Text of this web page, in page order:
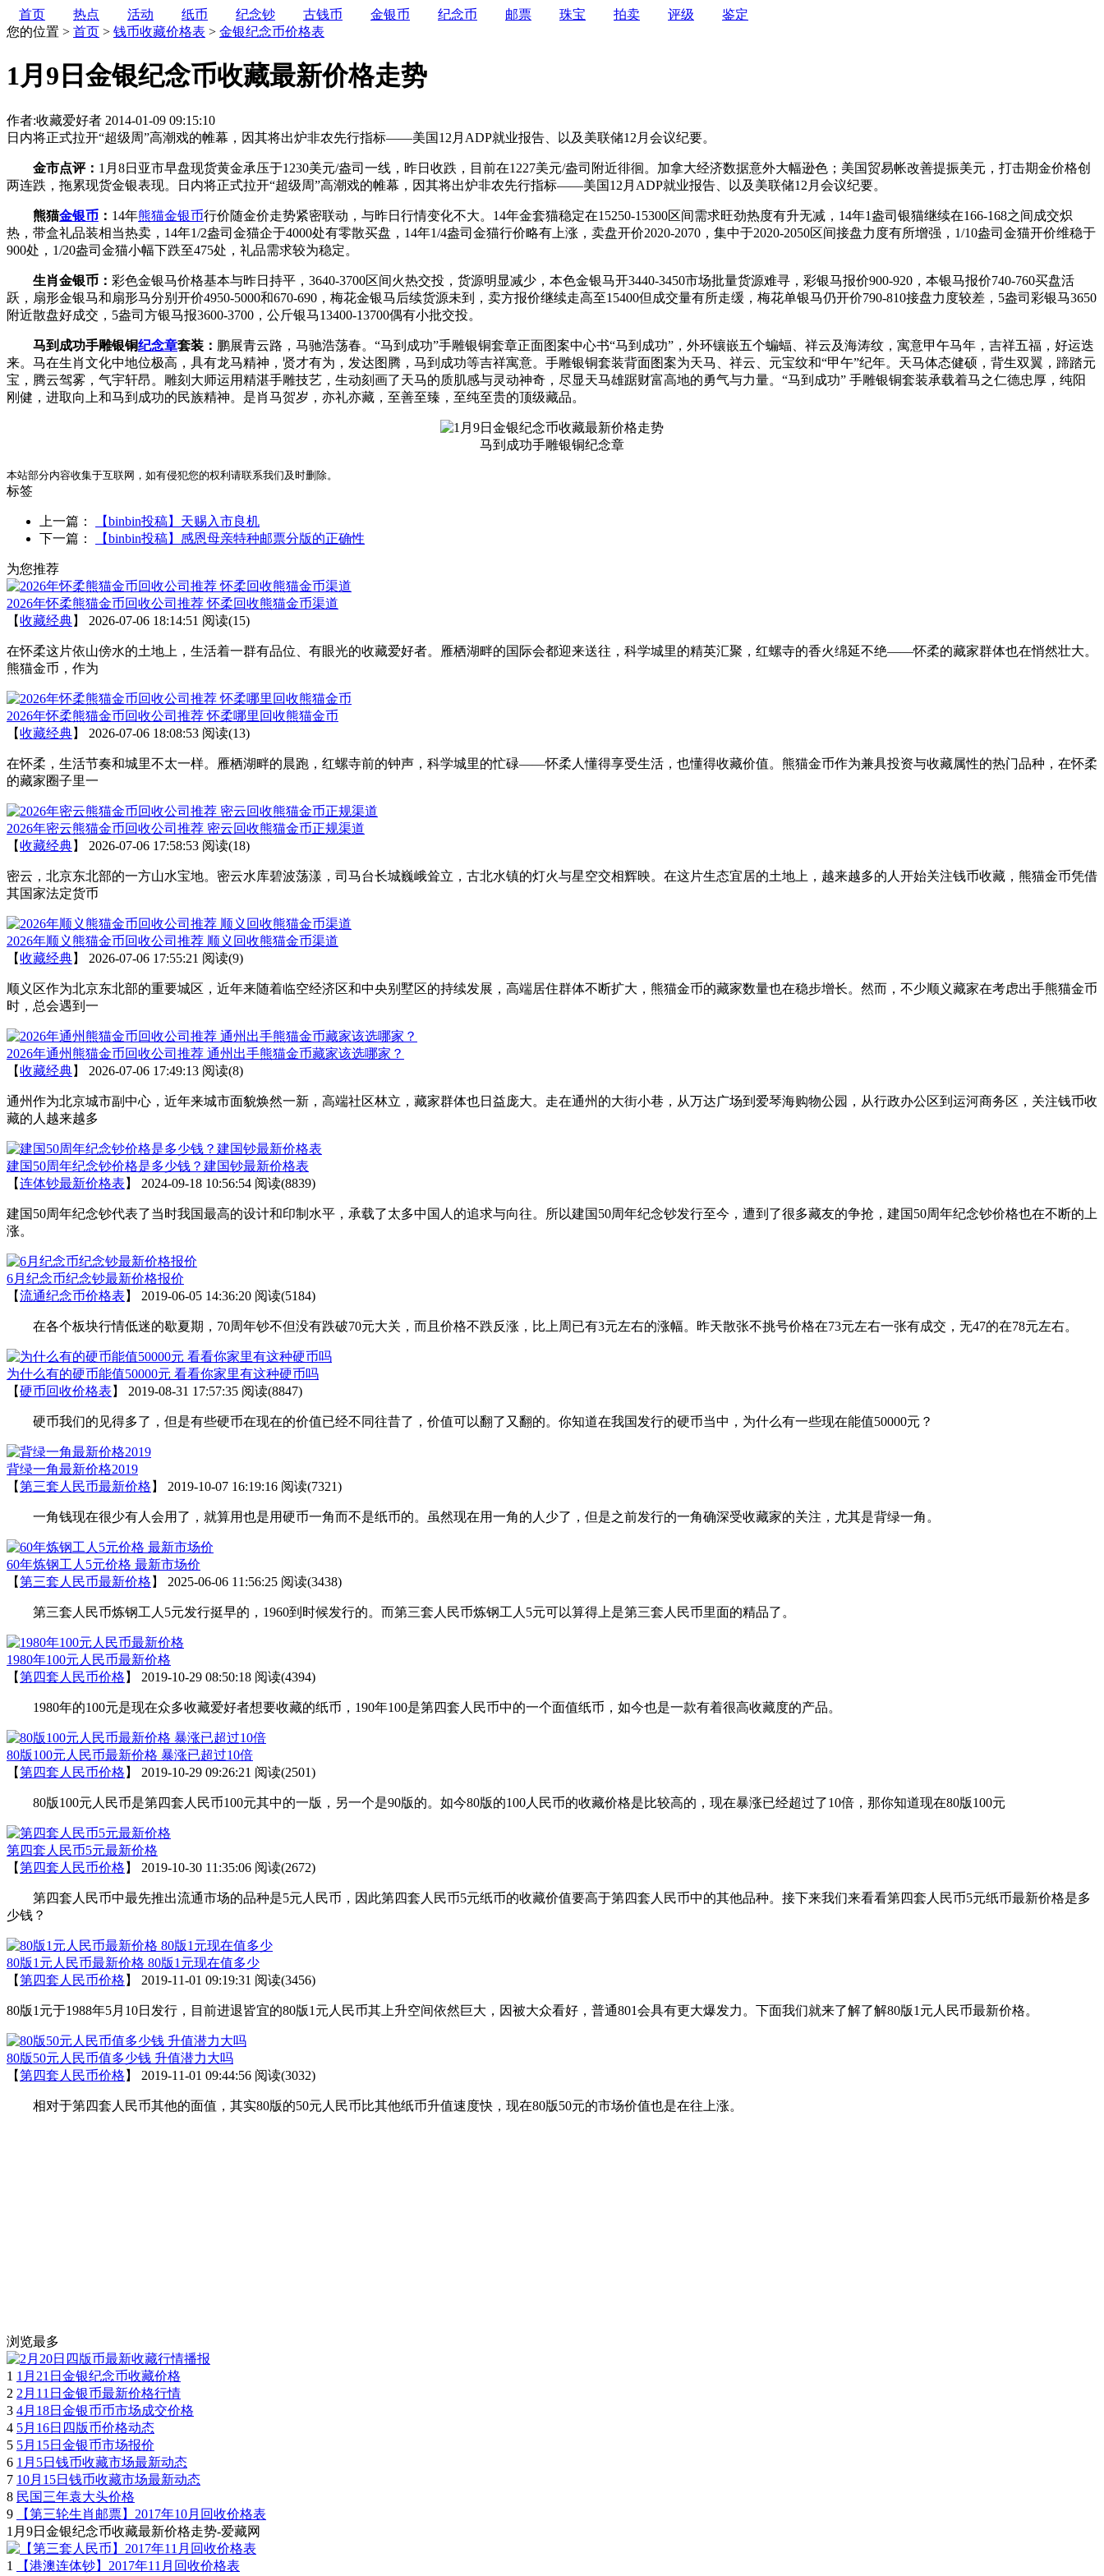
首页 热点 活动 纸币 纪念钞 古钱币 金银币 纪念币 邮票 珠宝 拍卖 评级
鉴定
您的位置 > 首页 > 钱币收藏价格表 > 金银纪念币价格表
1月9日金银纪念币收藏最新价格走势
作者:收藏爱好者 2014-01-09 09:15:10
日内将正式拉开“超级周”高潮戏的帷幕，因其将出炉非农先行指标——美国12月ADP就业报告、以及美联储12月会议纪要。
金市点评： 1月8日亚市早盘现货黄金承压于1230美元/盎司一线，昨日收跌，目前在1227美元/盎司附近徘徊。加拿大经济数据意外大幅逊色；美国贸易帐改善提振美元，打击期金价格创
两连跌，拖累现货金银表现。日内将正式拉开“超级周”高潮戏的帷幕，因其将出炉非农先行指标——美国12月ADP就业报告、以及美联储12月会议纪要。
熊猫金银币 ： 14年熊猫金银币行价随金价走势紧密联动，与昨日行情变化不大。14年金套猫稳定在15250-15300区间需求旺劲热度有升无减，14年1盎司银猫继续在166-168之间成交炽
热，带盒礼品装相当热卖，14年1/2盎司金猫企于4000处有零散买盘，14年1/4盎司金猫行价略有上涨，卖盘开价2020-2070，集中于2020-2050区间接盘力度有所增强，1/10盎司金猫开价维稳于
900处，1/20盎司金猫小幅下跌至475处，礼品需求较为稳定。
生肖金银币： 彩色金银马价格基本与昨日持平，3640-3700区间火热交投，货源明显减少，本色金银马开3440-3450市场批量货源难寻，彩银马报价900-920，本银马报价740-760买盘活
跃，扇形金银马和扇形马分别开价4950-5000和670-690，梅花金银马后续货源未到，卖方报价继续走高至15400但成交量有所走缓，梅花单银马仍开价790-810接盘力度较差，5盎司彩银马3650
附近散盘好成交，5盎司方银马报3600-3700，公斤银马13400-13700偶有小批交投。
马到成功手雕银铜纪念章套装： 鹏展青云路，马驰浩荡春。“马到成功”手雕银铜套章正面图案中心书“马到成功”，外环镶嵌五个蝙蝠、祥云及海涛纹，寓意甲午马年，吉祥五福，好运迭
来。马在生肖文化中地位极高，具有龙马精神，贤才有为，发达图腾，马到成功等吉祥寓意。手雕银铜套装背面图案为天马、祥云、元宝纹和“甲午”纪年。天马体态健硕，背生双翼，蹄踏元
宝，腾云驾雾，气宇轩昂。雕刻大师运用精湛手雕技艺，生动刻画了天马的质肌感与灵动神奇，尽显天马雄踞财富高地的勇气与力量。“马到成功” 手雕银铜套装承载着马之仁德忠厚，纯阳
刚健，进取向上和马到成功的民族精神。是肖马贺岁，亦礼亦藏，至善至臻，至纯至贵的顶级藏品。
马到成功手雕银铜纪念章
本站部分内容收集于互联网，如有侵犯您的权利请联系我们及时删除。
标签
上一篇：
【binbin投稿】天赐入市良机
下一篇：
【binbin投稿】感恩母亲特种邮票分版的正确性
为您推荐
2026年怀柔熊猫金币回收公司推荐 怀柔回收熊猫金币渠道
【收藏经典】 2026-07-06 18:14:51 阅读(15)
在怀柔这片依山傍水的土地上，生活着一群有品位、有眼光的收藏爱好者。雁栖湖畔的国际会都迎来送往，科学城里的精英汇聚，红螺寺的香火绵延不绝——怀柔的藏家群体也在悄然壮大。
熊猫金币，作为
2026年怀柔熊猫金币回收公司推荐 怀柔哪里回收熊猫金币
【收藏经典】 2026-07-06 18:08:53 阅读(13)
在怀柔，生活节奏和城里不太一样。雁栖湖畔的晨跑，红螺寺前的钟声，科学城里的忙碌——怀柔人懂得享受生活，也懂得收藏价值。熊猫金币作为兼具投资与收藏属性的热门品种，在怀柔
的藏家圈子里一
2026年密云熊猫金币回收公司推荐 密云回收熊猫金币正规渠道
【收藏经典】 2026-07-06 17:58:53 阅读(18)
密云，北京东北部的一方山水宝地。密云水库碧波荡漾，司马台长城巍峨耸立，古北水镇的灯火与星空交相辉映。在这片生态宜居的土地上，越来越多的人开始关注钱币收藏，熊猫金币凭借
其国家法定货币
2026年顺义熊猫金币回收公司推荐 顺义回收熊猫金币渠道
【收藏经典】 2026-07-06 17:55:21 阅读(9)
顺义区作为北京东北部的重要城区，近年来随着临空经济区和中央别墅区的持续发展，高端居住群体不断扩大，熊猫金币的藏家数量也在稳步增长。然而，不少顺义藏家在考虑出手熊猫金币
时，总会遇到一
2026年通州熊猫金币回收公司推荐 通州出手熊猫金币藏家该选哪家？
【收藏经典】 2026-07-06 17:49:13 阅读(8)
通州作为北京城市副中心，近年来城市面貌焕然一新，高端社区林立，藏家群体也日益庞大。走在通州的大街小巷，从万达广场到爱琴海购物公园，从行政办公区到运河商务区，关注钱币收
藏的人越来越多
建国50周年纪念钞价格是多少钱？建国钞最新价格表
【连体钞最新价格表 】 2024-09-18 10:56:54 阅读(8839)
建国50周年纪念钞代表了当时我国最高的设计和印制水平，承载了太多中国人的追求与向往。所以建国50周年纪念钞发行至今，遭到了很多藏友的争抢，建国50周年纪念钞价格也在不断的上
涨。
6月纪念币纪念钞最新价格报价
【流通纪念币价格表 】 2019-06-05 14:36:20 阅读(5184)
在各个板块行情低迷的歇夏期，70周年钞不但没有跌破70元大关，而且价格不跌反涨，比上周已有3元左右的涨幅。昨天散张不挑号价格在73元左右一张有成交，无47的在78元左右。
为什么有的硬币能值50000元 看看你家里有这种硬币吗
【硬币回收价格表 】 2019-08-31 17:57:35 阅读(8847)
硬币我们的见得多了，但是有些硬币在现在的价值已经不同往昔了，价值可以翻了又翻的。你知道在我国发行的硬币当中，为什么有一些现在能值50000元？
背绿一角最新价格2019
【第三套人民币最新价格 】 2019-10-07 16:19:16 阅读(7321)
一角钱现在很少有人会用了，就算用也是用硬币一角而不是纸币的。虽然现在用一角的人少了，但是之前发行的一角确深受收藏家的关注，尤其是背绿一角。
60年炼钢工人5元价格 最新市场价
【第三套人民币最新价格 】 2025-06-06 11:56:25 阅读(3438)
第三套人民币炼钢工人5元发行挺早的，1960到时候发行的。而第三套人民币炼钢工人5元可以算得上是第三套人民币里面的精品了。
1980年100元人民币最新价格
【第四套人民币价格 】 2019-10-29 08:50:18 阅读(4394)
1980年的100元是现在众多收藏爱好者想要收藏的纸币，190年100是第四套人民币中的一个面值纸币，如今也是一款有着很高收藏度的产品。
80版100元人民币最新价格 暴涨已超过10倍
【第四套人民币价格 】 2019-10-29 09:26:21 阅读(2501)
80版100元人民币是第四套人民币100元其中的一版，另一个是90版的。如今80版的100人民币的收藏价格是比较高的，现在暴涨已经超过了10倍，那你知道现在80版100元
第四套人民币5元最新价格
【第四套人民币价格 】 2019-10-30 11:35:06 阅读(2672)
第四套人民币中最先推出流通市场的品种是5元人民币，因此第四套人民币5元纸币的收藏价值要高于第四套人民币中的其他品种。接下来我们来看看第四套人民币5元纸币最新价格是多
少钱？
80版1元人民币最新价格 80版1元现在值多少
【第四套人民币价格 】 2019-11-01 09:19:31 阅读(3456)
80版1元于1988年5月10日发行，目前进退皆宜的80版1元人民币其上升空间依然巨大，因被大众看好，普通801会具有更大爆发力。下面我们就来了解了解80版1元人民币最新价格。
80版50元人民币值多少钱 升值潜力大吗
【第四套人民币价格 】 2019-11-01 09:44:56 阅读(3032)
相对于第四套人民币其他的面值，其实80版的50元人民币比其他纸币升值速度快，现在80版50元的市场价值也是在往上涨。
浏览最多
1 1月21日金银纪念币收藏价格
2 2月11日金银币最新价格行情
3 4月18日金银币币市场成交价格
4 5月16日四版币价格动态
5 5月15日金银币市场报价
6 1月5日钱币收藏市场最新动态
7 10月15日钱币收藏市场最新动态
8 民国三年袁大头价格
9
【第三轮生肖邮票】2017年10月回收价格表
1月9日金银纪念币收藏最新价格走势-爱藏网
1
【港澳连体钞】2017年11月回收价格表